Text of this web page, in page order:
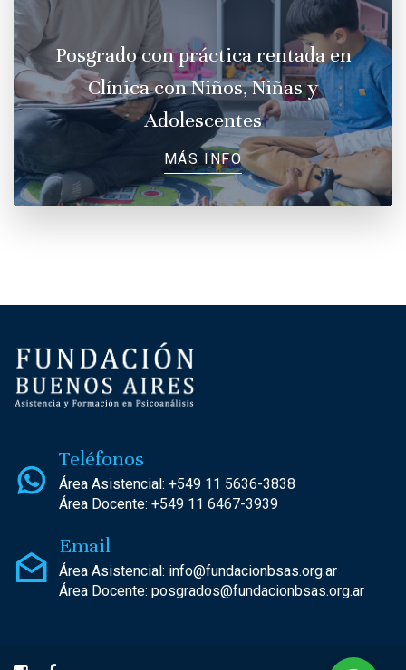
Posgrado con práctica rentada en
Clínica con Niños, Niñas y
Adolescentes
MÁS INFO
Teléfonos
Área Asistencial: +549 11 5636-3838
Área Docente: +549 11 6467-3939
Email
Área Asistencial: info@fundacionbsas.org.ar
Área Docente: posgrados@fundacionbsas.org.ar